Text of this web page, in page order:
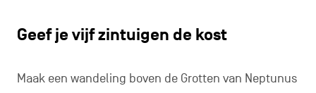
Geef je vijf zintuigen de kost
Maak een wandeling boven de Grotten van Neptunus